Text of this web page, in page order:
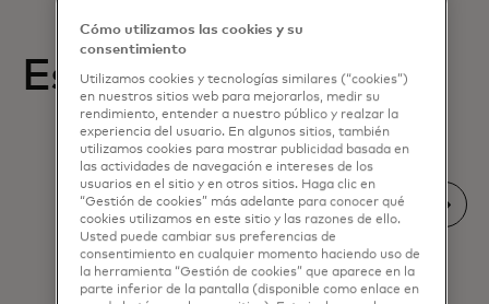
Estudios de caso
FORBES
Cómo utilizamos las cookies y su
consentimiento
Utilizamos cookies y tecnologías similares (“cookies”)
en nuestros sitios web para mejorarlos, medir su
rendimiento, entender a nuestro público y realzar la
experiencia del usuario. En algunos sitios, también
utilizamos cookies para mostrar publicidad basada en
las actividades de navegación e intereses de los
usuarios en el sitio y en otros sitios. Haga clic en
“Gestión de cookies” más adelante para conocer qué
cookies utilizamos en este sitio y las razones de ello.
Usted puede cambiar sus preferencias de
consentimiento en cualquier momento haciendo uso de
la herramienta “Gestión de cookies” que aparece en la
parte inferior de la pantalla (disponible como enlace en